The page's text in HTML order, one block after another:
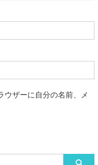
ウザーに自分の名前、メ